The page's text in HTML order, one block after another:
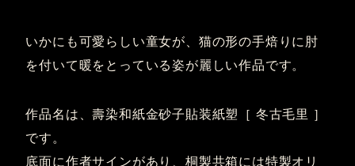
いかにも可愛らしい童女が、猫の形の手焙りに肘
を付いて暖をとっている姿が麗しい作品です。
作品名は、壽染和紙金砂子貼装紙塑［ 冬古毛里 ］
です。
底面に作者サインがあり、桐製共箱には特製オリ